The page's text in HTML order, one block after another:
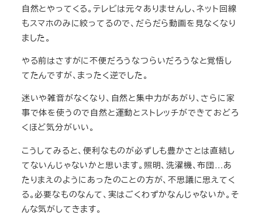
自然とやってくる。テレビは元々ありませんし、ネット回線
もスマホのみに絞ってるので、だらだら動画を見なくなり
ました。
やる前はさすがに不便だろうなつらいだろうなと覚悟し
てたんですが、まったく逆でした。
迷いや雑音がなくなり、自然と集中力があがり、さらに家
事で体を使うので自然と運動とストレッチができておどろ
くほど気分がいい。
こうしてみると、便利なものが必ずしも豊かさとは直結し
てないんじゃないかと思います。照明、洗濯機、布団…あ
たりまえのようにあったのことの方が、不思議に思えてく
る。必要なものなんて、実はごくわずかなんじゃないか。そ
んな気がしてきます。